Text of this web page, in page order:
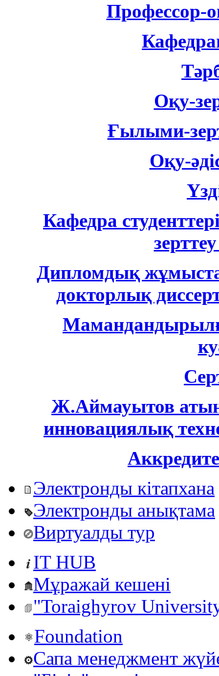
Оқу-
Ғылыми-
Оқу-
Кафедра
Дипломдық
докторлық
Ж.Аймауытов
инновациялық
Электронды кітапхана
Электронды анықтама
Виртуалды тур
IT HUB
Мұражай кешені
"Toraighyrov
Foundation
Сапа менеджмент